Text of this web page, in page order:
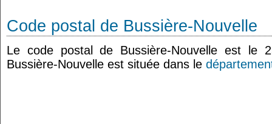
Code postal de Bussière-Nouvelle
Le code postal de Bussière-Nouvelle est le
Bussière-Nouvelle est située dans le